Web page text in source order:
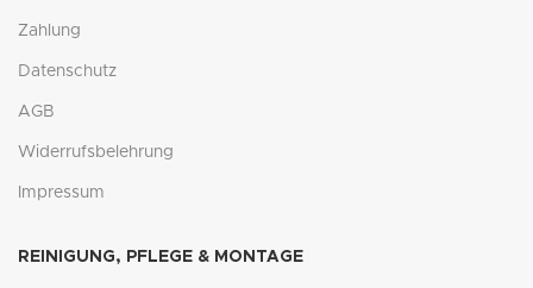
Zahlung
Datenschutz
AGB
Widerrufsbelehrung
Impressum
REINIGUNG, PFLEGE & MONTAGE